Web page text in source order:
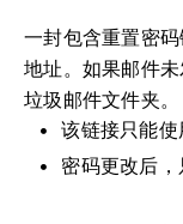
一封包含重置密
地址。如果邮件
垃圾邮件文件夹。
该链接只能使
密码更改后，